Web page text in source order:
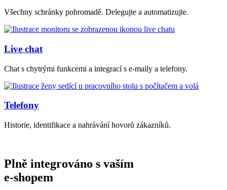
Všechny schránky pohromadě. Delegujte a automatizujte.
Live chat
Chat s chytrými funkcemi a integrací s e-maily a telefony.
Telefony
Historie, identifikace a nahrávání hovorů zákazníků.
Plně integrováno s vaším
e-shopem